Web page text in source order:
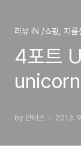
리뷰 iN /쇼핑, 지름
4포트
by 단비스 2013.